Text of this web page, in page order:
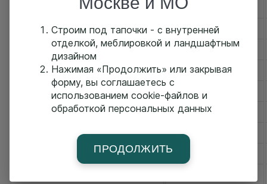
Логистика и работа включены
Энергосберегающие окна
Отделка черновая
Инженерные сети
Внешняя чистовая отделка
Внутренняя чистовая отделка
Мебель и сантехника
от 56 100 ₽ за м2
Строим под тапочки - с внутренней
отделкой, меблировкой и ландшафтным
дизайном
Нажимая «Продолжить» или закрывая
форму, вы соглашаетесь с
использованием cookie-файлов и
обработкой персональных данных
ПРОДОЛЖИТЬ